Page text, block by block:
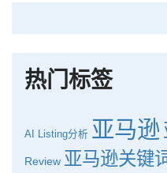
热门标签
AI Listing分析 亚马逊
Review 亚马逊关键